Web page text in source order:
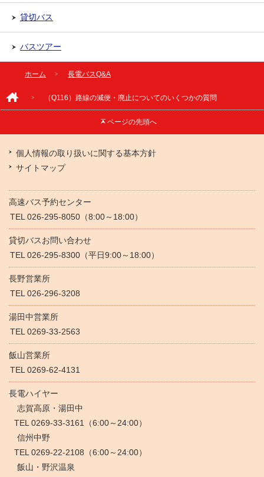
貸切バス
バスツアー
ホーム 長電バスQ&A
（Q116）路線の減便・廃止についてのいくつかの質問
ページの先頭へ
個人情報の取り扱いに関する基本方針
サイトマップ
高速バス予約センター
TEL 026-295-8050（8:00～18:00）
貸切バスお問い合わせ
TEL 026-295-8300（平日9:00～18:00）
長野営業所
TEL 026-296-3208
湯田中営業所
TEL 0269-33-2563
飯山営業所
TEL 0269-62-4131
長電ハイヤー
志賀高原・湯田中
TEL 0269-33-3161（6:00～24:00）
信州中野
TEL 0269-22-2108（6:00～24:00）
飯山・野沢温泉